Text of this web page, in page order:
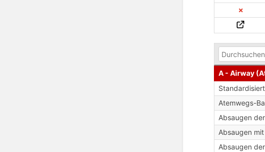
✗
A - Airway
Atemwegs-
Absaugen
Absaugen
Absaugen